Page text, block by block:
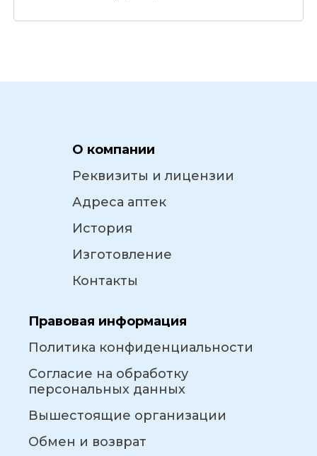
О компании
Реквизиты и лицензии
Адреса аптек
История
Изготовление
Контакты
Правовая информация
Политика конфиденциальности
Согласие на обработку
персональных данных
Вышестоящие организации
Обмен и возврат